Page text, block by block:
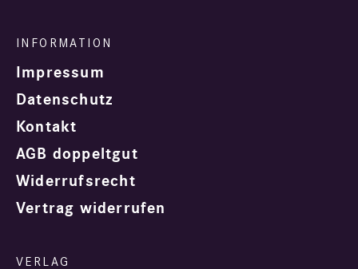
Impressum
Datenschutz
Kontakt
AGB doppeltgut
Widerrufsrecht
Vertrag widerrufen